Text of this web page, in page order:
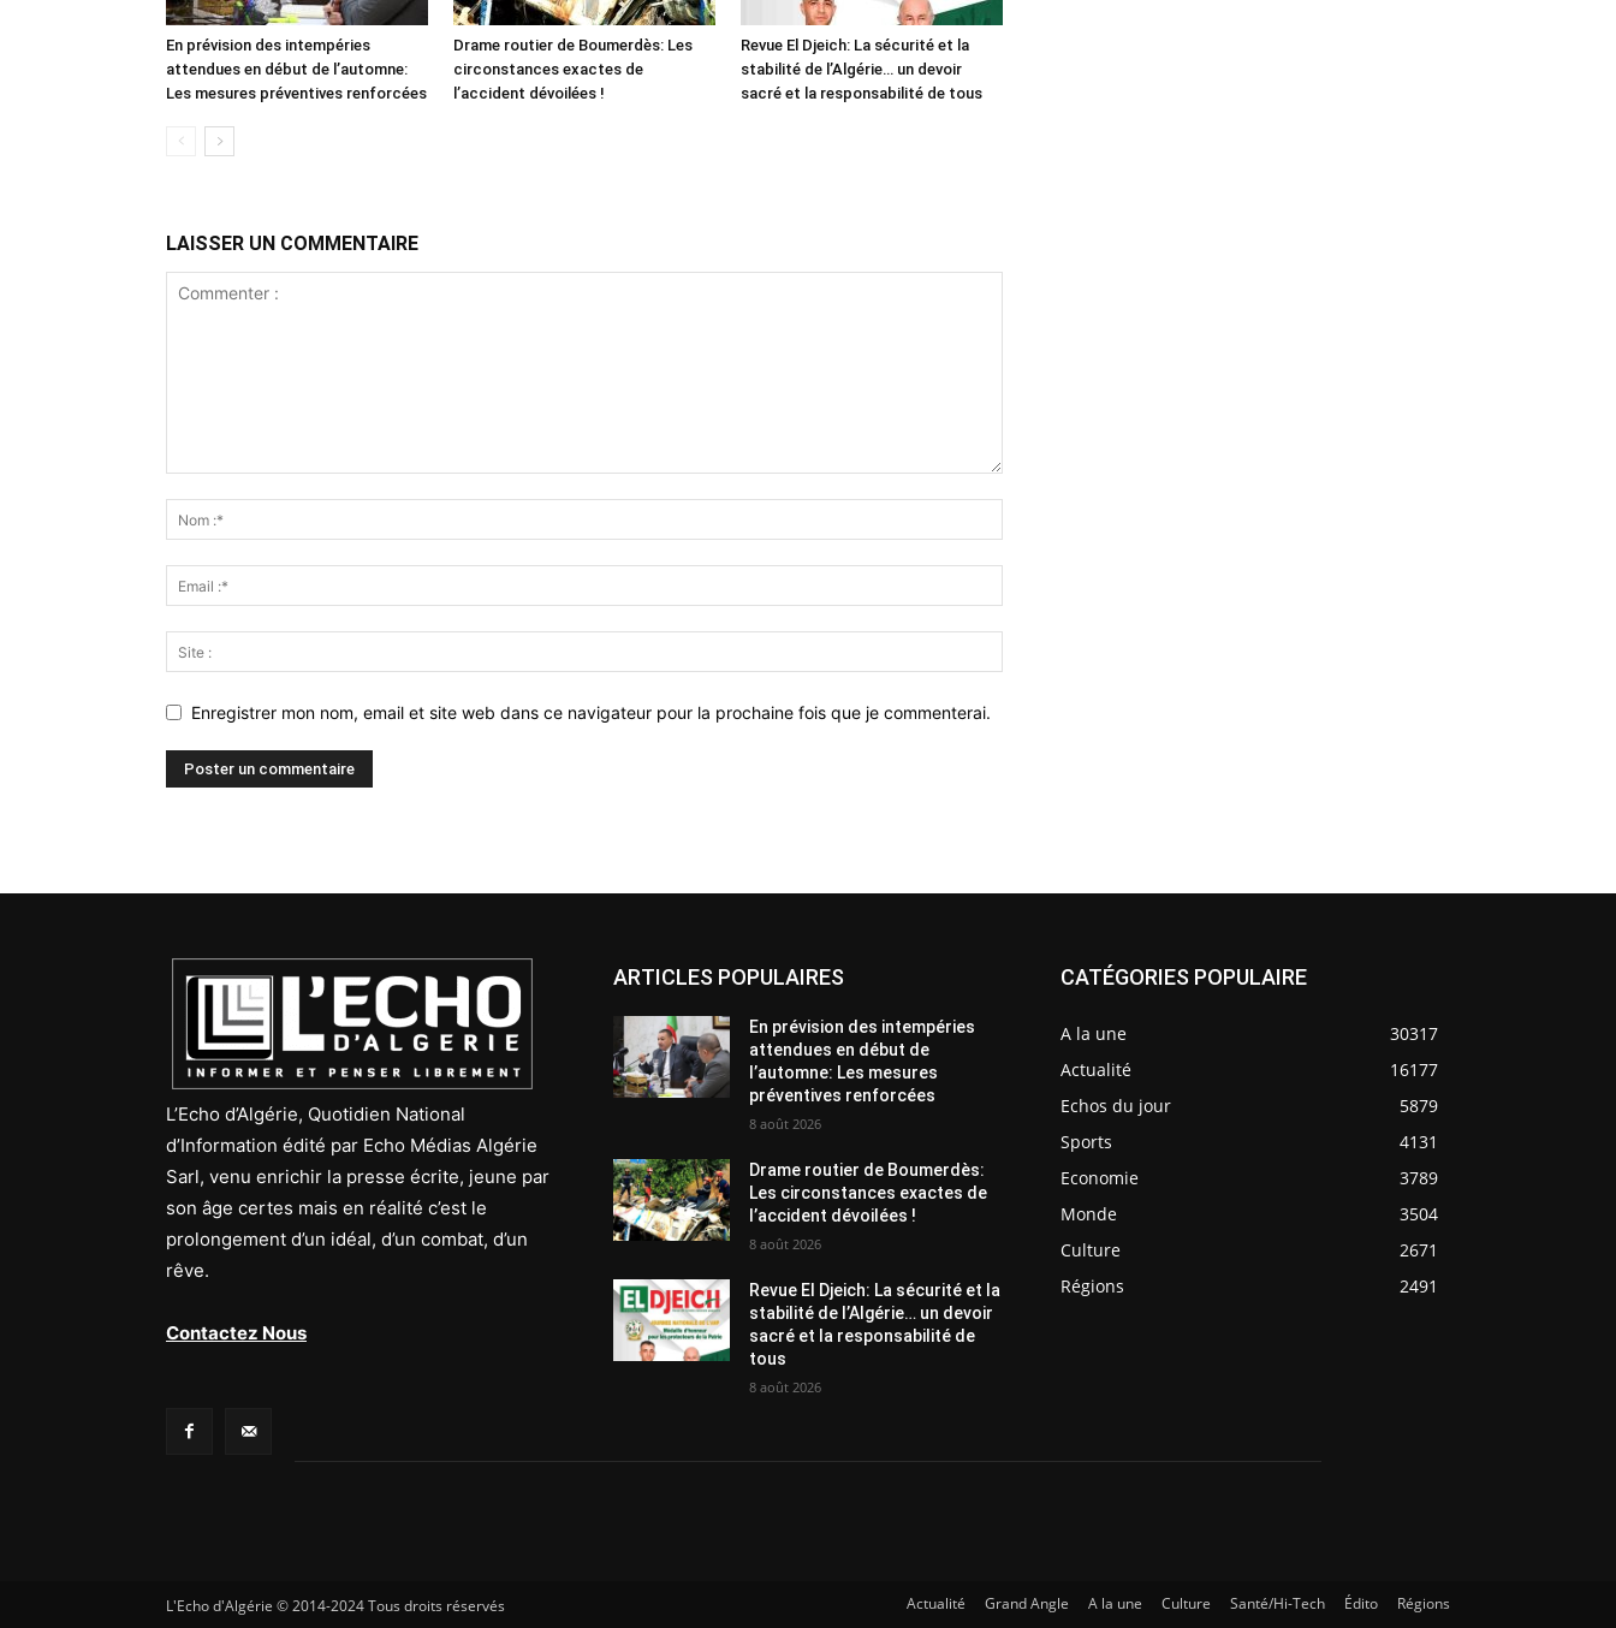
En prévision des intempéries
attendues en début de l’automne:
Les mesures préventives renforcées
Drame routier de Boumerdès: Les
circonstances exactes de
l’accident dévoilées !
Revue El Djeich: La sécurité et la
stabilité de l’Algérie… un devoir
sacré et la responsabilité de tous
LAISSER UN COMMENTAIRE
Enregistrer mon nom, email et site web dans ce navigateur pour la prochaine fois que je commenterai.
L’Echo d’Algérie, Quotidien National
d’Information édité par Echo Médias Algérie
Sarl, venu enrichir la presse écrite, jeune par
son âge certes mais en réalité c’est le
prolongement d’un idéal, d’un combat, d’un
rêve.
Contactez Nous
ARTICLES POPULAIRES
En prévision des intempéries
attendues en début de
l’automne: Les mesures
préventives renforcées
8 août 2026
Drame routier de Boumerdès:
Les circonstances exactes de
l’accident dévoilées !
8 août 2026
Revue El Djeich: La sécurité et la
stabilité de l’Algérie… un devoir
sacré et la responsabilité de
tous
8 août 2026
CATÉGORIES POPULAIRE
A la une
30317
Actualité
16177
Echos du jour
5879
Sports
4131
Economie
3789
Monde
3504
Culture
2671
Régions
2491
L'Echo d'Algérie © 2014-2024 Tous droits réservés Actualité Grand Angle A la une Culture Santé/Hi-Tech Édito Régions